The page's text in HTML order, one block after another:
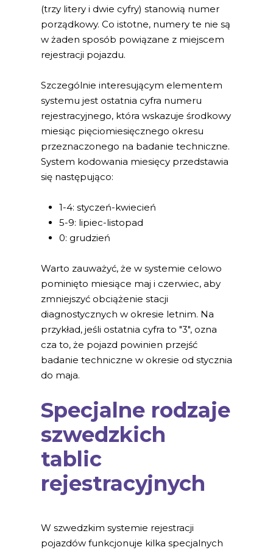
(trzy litery i dwie cyfry) stanowią numer
porządkowy. Co istotne, numery te nie są
w żaden sposób powiązane z miejscem
rejestracji pojazdu.
Szczególnie interesującym elementem
systemu jest ostatnia cyfra numeru
rejestracyjnego, która wskazuje środkowy
miesiąc pięciomiesięcznego okresu
przeznaczonego na badanie techniczne.
System kodowania miesięcy przedstawia
się następująco:
1-4: styczeń-kwiecień
5-9: lipiec-listopad
0: grudzień
Warto zauważyć, że w systemie celowo
pominięto miesiące maj i czerwiec, aby
zmniejszyć obciążenie stacji
diagnostycznych w okresie letnim. Na
przykład, jeśli ostatnia cyfra to "3", ozna
cza to, że pojazd powinien przejść
badanie techniczne w okresie od stycznia
do maja.
Specjalne rodzaje
szwedzkich
tablic
rejestracyjnych
W szwedzkim systemie rejestracji
pojazdów funkcjonuje kilka specjalnych